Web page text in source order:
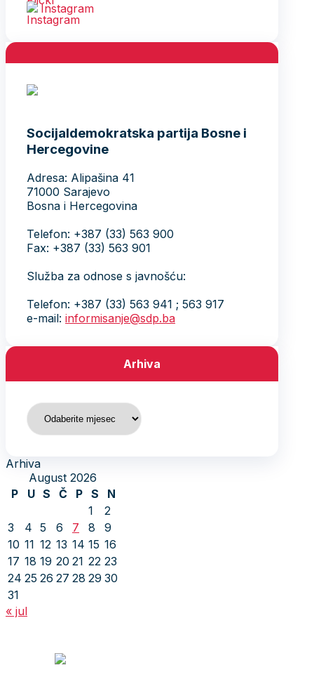
Instagram
Socijaldemokratska partija Bosne i
Hercegovine
Adresa: Alipašina 41
71000 Sarajevo
Bosna i Hercegovina
Telefon: +387 (33) 563 900
Fax: +387 (33) 563 901
Služba za odnose s javnošću:
Telefon: +387 (33) 563 941 ; 563 917
e-mail: informisanje@sdp.ba
Arhiva
Arhiva
Arhiva
August 2026
P
U S Č P S
N
1
2
3
4 5 6 7 8
9
10 11 12 13 14 15 16
17 18 19 20 21 22 23
24 25 26 27 28 29 30
31
« jul